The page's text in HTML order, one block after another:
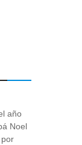
año
Noel